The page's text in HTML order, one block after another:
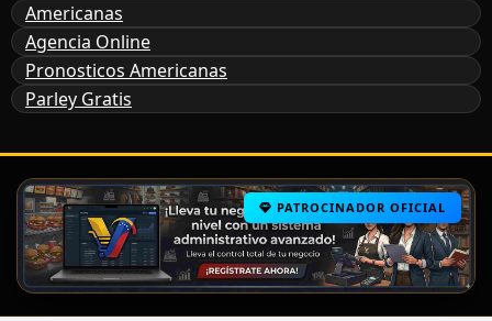
Americanas
Agencia Online
Pronosticos Americanas
Parley Gratis
PATROCINADOR OFICIAL